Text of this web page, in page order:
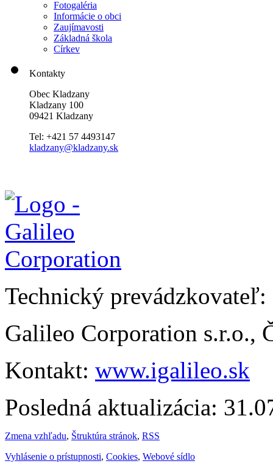
Fotogaléria
Informácie o obci
Zaujímavosti
Základná škola
Církev
Kontakty
Obec Kladzany
Kladzany 100
09421 Kladzany
Tel: +421 57 4493147
kladzany@kladzany.sk
Technický prevádzkovateľ:
Galileo Corporation s.r.o.,
Kontakt: www.igalileo.sk
Posledná aktualizácia:
Zmena vzhľadu, Štruktúra stránok, RSS
Vyhlásenie o prístupnosti, Cookies, Webové sídlo